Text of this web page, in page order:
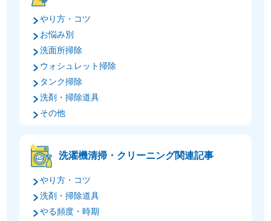
やり方・コツ
お悩み別
洗面所掃除
ウォシュレット掃除
タンク掃除
洗剤・掃除道具
その他
洗濯機清掃・クリーニング関連記事
やり方・コツ
洗剤・掃除道具
やる頻度・時期